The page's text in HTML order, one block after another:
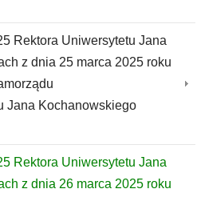
Rektora Uniwersytetu Jana
z dnia 25 marca 2025 roku
Jana Kochanowskiego
Rektora Uniwersytetu Jana
z dnia 26 marca 2025 roku